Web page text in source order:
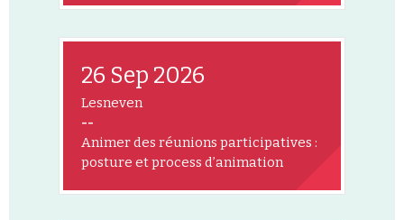
26 Sep 2026
Lesneven
--
Animer des réunions participatives :
posture et process d’animation